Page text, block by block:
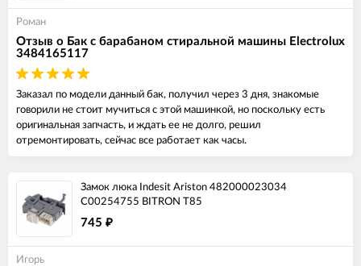
Роман
Отзыв о Бак с барабаном стиральной машины Electrolux
3484165117
Заказал по модели данный бак, получил через 3 дня, знакомые
говорили не стоит мучиться с этой машинкой, но поскольку есть
оригинальная запчасть, и ждать ее не долго, решил
отремонтировать, сейчас все работает как часы.
Замок люка Indesit Ariston 482000023034
C00254755 BITRON T85
745 ₽
Игорь